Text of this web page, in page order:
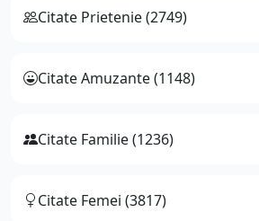
Citate Prietenie (2749)
Citate Amuzante (1148)
Citate Familie (1236)
Citate Femei (3817)